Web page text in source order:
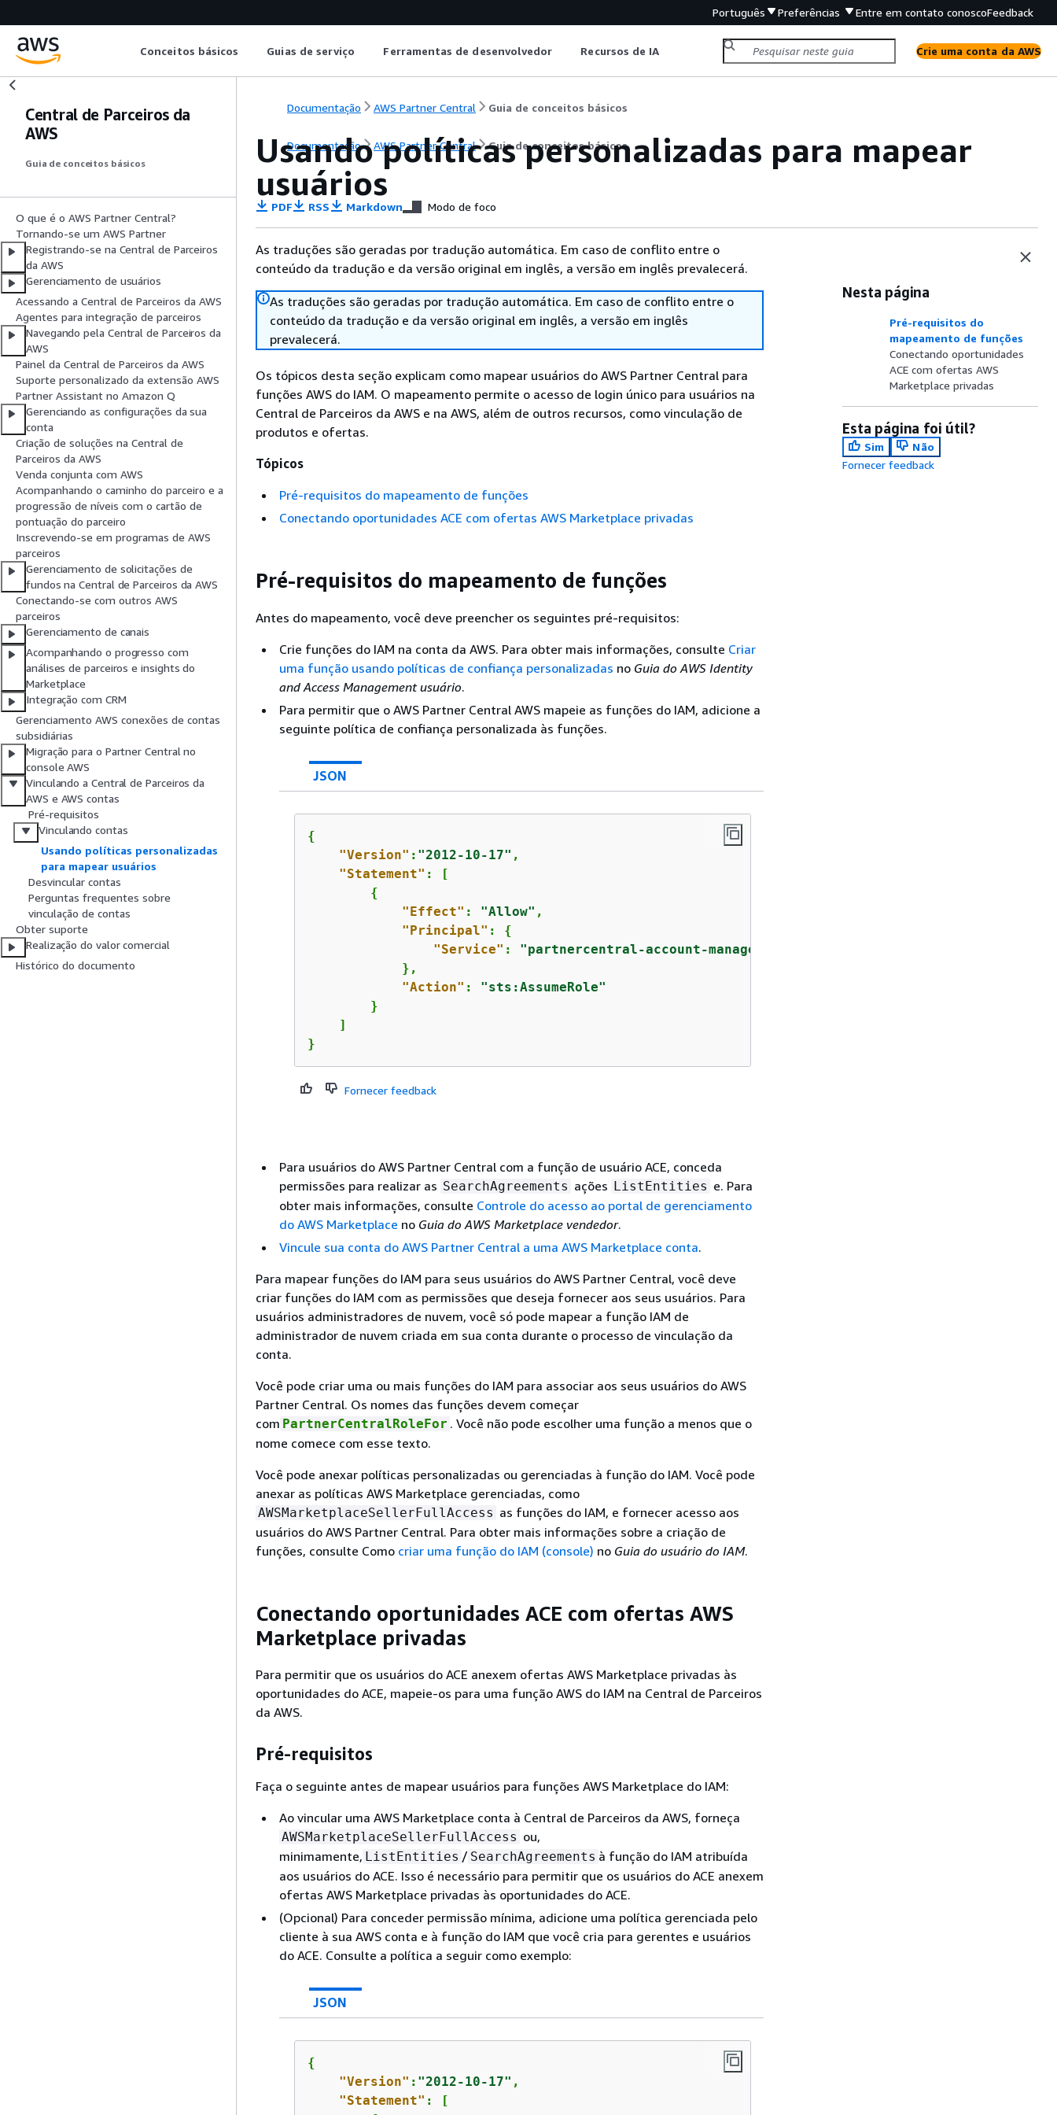
Português Preferências Entre em contato conoscoFeedback
Conceitos básicos Guias de serviço Ferramentas de desenvolvedor Recursos de IA Crie uma conta da AWS
Central de Parceiros da
AWS
Guia de conceitos básicos
O que é o AWS Partner Central?
Tornando-se um AWS Partner
Registrando-se na Central de Parceiros
da AWS
Gerenciamento de usuários
Acessando a Central de Parceiros da AWS
Agentes para integração de parceiros
Navegando pela Central de Parceiros da
AWS
Painel da Central de Parceiros da AWS
Suporte personalizado da extensão AWS
Partner Assistant no Amazon Q
Gerenciando as configurações da sua
conta
Criação de soluções na Central de
Parceiros da AWS
Venda conjunta com AWS
Acompanhando o caminho do parceiro e a
progressão de níveis com o cartão de
pontuação do parceiro
Inscrevendo-se em programas de AWS
parceiros
Gerenciamento de solicitações de
fundos na Central de Parceiros da AWS
Conectando-se com outros AWS
parceiros
Gerenciamento de canais
Acompanhando o progresso com
análises de parceiros e insights do
Marketplace
Integração com CRM
Gerenciamento AWS conexões de contas
subsidiárias
Migração para o Partner Central no
console AWS
Vinculando a Central de Parceiros da
AWS e AWS contas
Pré-requisitos
Vinculando contas
Usando políticas personalizadas
para mapear usuários
Desvincular contas
Perguntas frequentes sobre
vinculação de contas
Obter suporte
Realização do valor comercial
Histórico do documento
Documentação AWS Partner Central Guia de conceitos básicos
Documentação AWS Partner Central Guia de conceitos básicos
Usando políticas personalizadas para mapear
usuários
PDF RSS Markdown Modo de foco
As traduções são geradas por tradução automática. Em caso de conflito entre o
conteúdo da tradução e da versão original em inglês, a versão em inglês prevalecerá.
As traduções são geradas por tradução automática. Em caso de conflito entre o
conteúdo da tradução e da versão original em inglês, a versão em inglês
prevalecerá.
Os tópicos desta seção explicam como mapear usuários do AWS Partner Central para
funções AWS do IAM. O mapeamento permite o acesso de login único para usuários na
Central de Parceiros da AWS e na AWS, além de outros recursos, como vinculação de
produtos e ofertas.
Tópicos
Pré-requisitos do mapeamento de funções
Conectando oportunidades ACE com ofertas AWS Marketplace privadas
Pré-requisitos do mapeamento de funções
Antes do mapeamento, você deve preencher os seguintes pré-requisitos:
Crie funções do IAM na conta da AWS. Para obter mais informações, consulte Criar
uma função usando políticas de confiança personalizadas no Guia do AWS Identity
and Access Management usuário.
Para permitir que o AWS Partner Central AWS mapeie as funções do IAM, adicione a
seguinte política de confiança personalizada às funções.
JSON
{
"Version" : "2012-10-17" ,
"Statement" : [
{
"Effect" : "Allow" ,
"Principal" : {
"Service" : "partnercentral-account-management.amazonaws.com"
            },
"Action" : "sts:AssumeRole"
        }
    ]
}
Fornecer feedback
Para usuários do AWS Partner Central com a função de usuário ACE, conceda
permissões para realizar as SearchAgreements ações ListEntities e. Para
obter mais informações, consulte Controle do acesso ao portal de gerenciamento
do AWS Marketplace no Guia do AWS Marketplace vendedor.
Vincule sua conta do AWS Partner Central a uma AWS Marketplace conta.
Para mapear funções do IAM para seus usuários do AWS Partner Central, você deve
criar funções do IAM com as permissões que deseja fornecer aos seus usuários. Para
usuários administradores de nuvem, você só pode mapear a função IAM de
administrador de nuvem criada em sua conta durante o processo de vinculação da
conta.
Você pode criar uma ou mais funções do IAM para associar aos seus usuários do AWS
Partner Central. Os nomes das funções devem começar
com PartnerCentralRoleFor . Você não pode escolher uma função a menos que o
nome comece com esse texto.
Você pode anexar políticas personalizadas ou gerenciadas à função do IAM. Você pode
anexar as políticas AWS Marketplace gerenciadas, como
AWSMarketplaceSellerFullAccess as funções do IAM, e fornecer acesso aos
usuários do AWS Partner Central. Para obter mais informações sobre a criação de
funções, consulte Como criar uma função do IAM (console) no Guia do usuário do IAM.
Conectando oportunidades ACE com ofertas AWS
Marketplace privadas
Para permitir que os usuários do ACE anexem ofertas AWS Marketplace privadas às
oportunidades do ACE, mapeie-os para uma função AWS do IAM na Central de Parceiros
da AWS.
Pré-requisitos
Faça o seguinte antes de mapear usuários para funções AWS Marketplace do IAM:
Ao vincular uma AWS Marketplace conta à Central de Parceiros da AWS, forneça
AWSMarketplaceSellerFullAccess ou,
minimamente, ListEntities / SearchAgreements à função do IAM atribuída
aos usuários do ACE. Isso é necessário para permitir que os usuários do ACE anexem
ofertas AWS Marketplace privadas às oportunidades do ACE.
(Opcional) Para conceder permissão mínima, adicione uma política gerenciada pelo
cliente à sua AWS conta e à função do IAM que você cria para gerentes e usuários
do ACE. Consulte a política a seguir como exemplo:
JSON
{
"Version" : "2012-10-17" ,
"Statement" : [
Nesta página
Pré-requisitos do
mapeamento de funções
Conectando oportunidades
ACE com ofertas AWS
Marketplace privadas
Esta página foi útil?
Sim
Não
Fornecer feedback